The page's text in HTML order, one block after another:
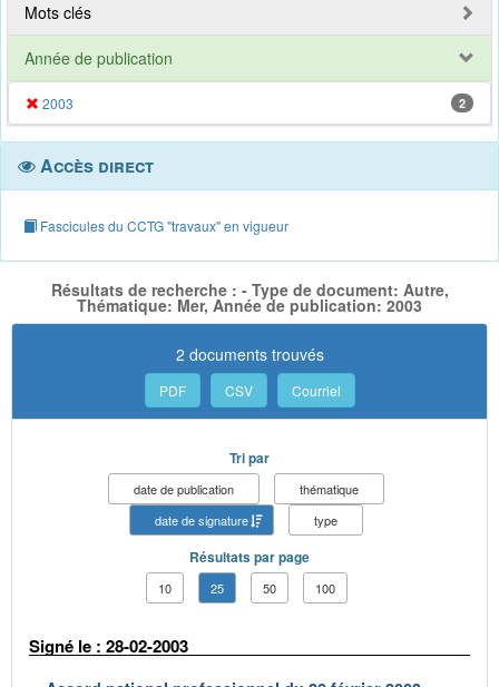
Mots clés
Année de publication
2003 2
Accès direct
Fascicules du CCTG "travaux" en vigueur
Résultats de recherche : - Type de document: Autre,
Thématique: Mer, Année de publication: 2003
2 documents trouvés
PDF CSV Courriel
Tri par
date de publication
thématique
date de signature
type
Résultats par page
10 25 50 100
Signé le : 28-02-2003